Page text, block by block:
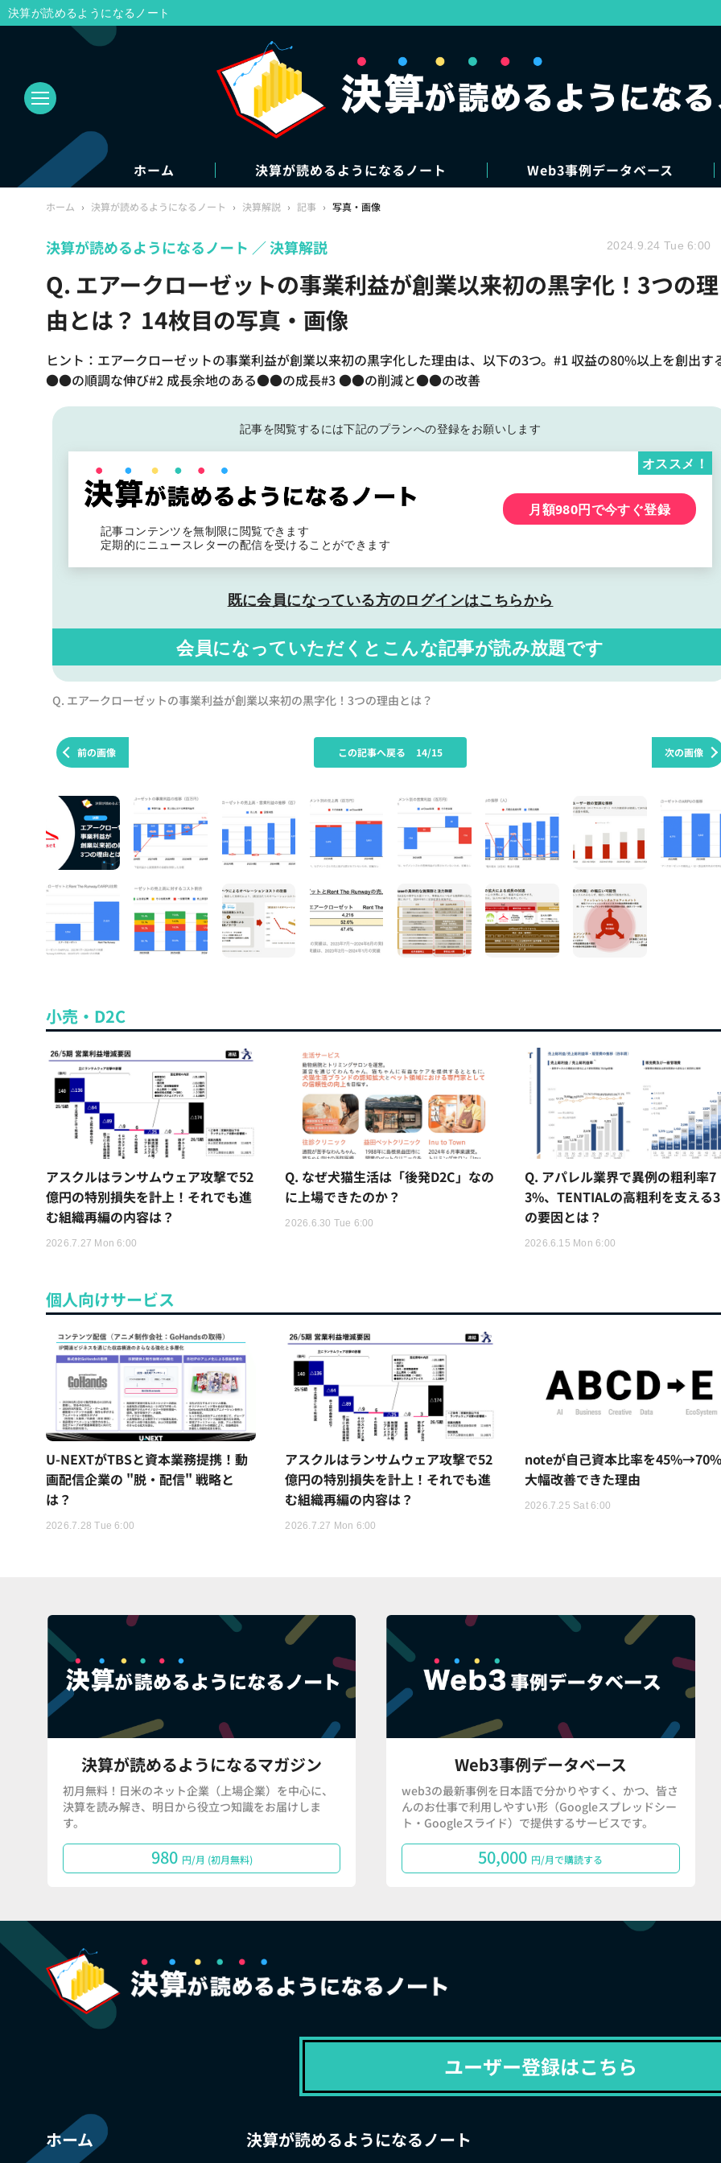
ホーム 決算が読めるようになるノート Web3事例データベース
ホーム › 決算が読めるようになるノート › 決算解説 › 記事 › 写真・画像
Q. エアークローゼットの事業利益が創業以来初の黒字化！3つの理
由とは？ 14枚目の写真・画像
ヒント：エアークローゼットの事業利益が創業以来初の黒字化した理由は、以下の3つ。#1 収益の80%以上を創出す
●●の順調な伸び#2 成長余地のある●●の成長#3 ●●の削減と●●の改善
決算が読めるようになるノート 決算解説 2024.9.24 Tue 6:00
記事を閲覧するには下記のプランへの登録をお願いします
記事コンテンツを無制限に閲覧できます
定期的にニュースレターの配信を受けることができます
オススメ！
月額980円で今すぐ登録
既に会員になっている方のログインはこちらから
会員になっていただくと こんな記事が読み放題です
Q. エアークローゼットの事業利益が創業以来初の黒字化！3つの理由とは？
前の画像 次の画像
この記事へ戻る 14/15
小売・D2C
アスクルはランサムウェア攻撃で52
億円の特別損失を計上！それでも進
む組織再編の内容は？
2026.7.27 Mon 6:00
Q. なぜ犬猫生活は「後発D2C」なの
に上場できたのか？
2026.6.30 Tue 6:00
Q. アパレル業界で異例の粗利率7
3%、TENTIALの高粗利を支える
の要因とは？
2026.6.15 Mon 6:00
個人向けサービス
U-NEXTがTBSと資本業務提携！動
画配信企業の "脱・配信" 戦略と
は？
2026.7.28 Tue 6:00
アスクルはランサムウェア攻撃で52
億円の特別損失を計上！それでも進
む組織再編の内容は？
2026.7.27 Mon 6:00
noteが自己資本比率を
大幅改善できた理由
2026.7.25 Sat 6:00
決算が読めるようになるマガジン
初月無料！日米のネット企業（上場企業）を中心に、
決算を読み解き、明日から役立つ知識をお届けしま
す。
980 円/月 (初月無料)
Web3事例データベース
web3の最新事例を日本語で分かりやすく、かつ、皆さ
んのお仕事で利用しやすい形（Googleスプレッドシー
ト・Googleスライド）で提供するサービスです。
50,000 円/月で購読する
ユーザー登録はこちら
ホーム 決算が読めるようになるノート
決算が読めるようになるノート